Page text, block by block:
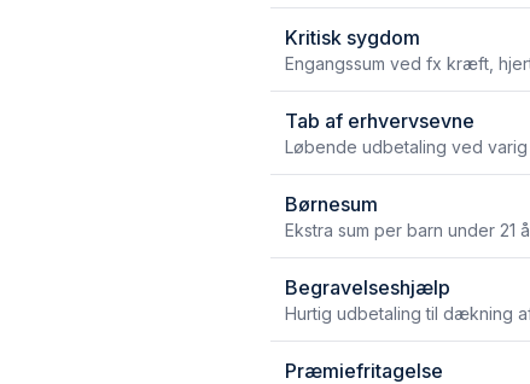
Kritisk sygdom
Engangssum ved fx kræft,
Tab af erhvervsevne
Løbende udbetaling ved varig
Børnesum
Ekstra sum per barn under 21
Begravelseshjælp
Hurtig udbetaling til dækning
Præmiefritagelse